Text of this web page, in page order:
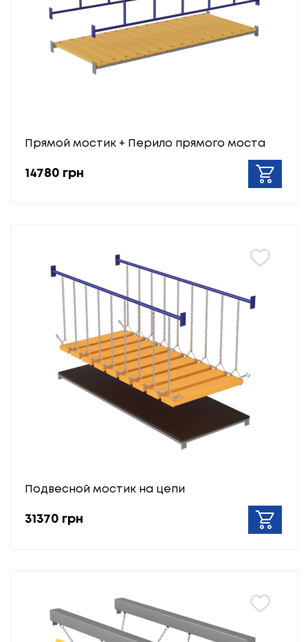
Прямой мостик + Перило прямого моста
14780 грн
Подвесной мостик на цепи
31370 грн